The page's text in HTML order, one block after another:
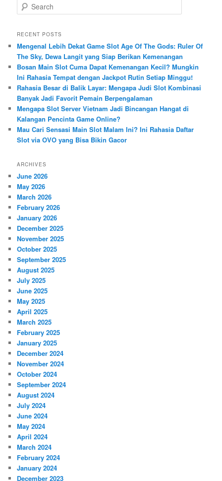
e
r
h
RECENT POSTS
Mengenal Lebih Dekat Game Slot Age Of The Gods: Ruler Of
The Sky, Dewa Langit yang Siap Berikan Kemenangan
Bosan Main Slot Cuma Dapat Kemenangan Kecil? Mungkin
Ini Rahasia Tempat dengan Jackpot Rutin Setiap Minggu!
Rahasia Besar di Balik Layar: Mengapa Judi Slot Kombinasi
Banyak Jadi Favorit Pemain Berpengalaman
Mengapa Slot Server Vietnam Jadi Bincangan Hangat di
Kalangan Pencinta Game Online?
Mau Cari Sensasi Main Slot Malam Ini? Ini Rahasia Daftar
Slot via OVO yang Bisa Bikin Gacor
ARCHIVES
June 2026
May 2026
March 2026
February 2026
January 2026
December 2025
November 2025
October 2025
September 2025
August 2025
July 2025
June 2025
May 2025
April 2025
March 2025
February 2025
January 2025
December 2024
November 2024
October 2024
September 2024
August 2024
July 2024
June 2024
May 2024
April 2024
March 2024
February 2024
January 2024
December 2023